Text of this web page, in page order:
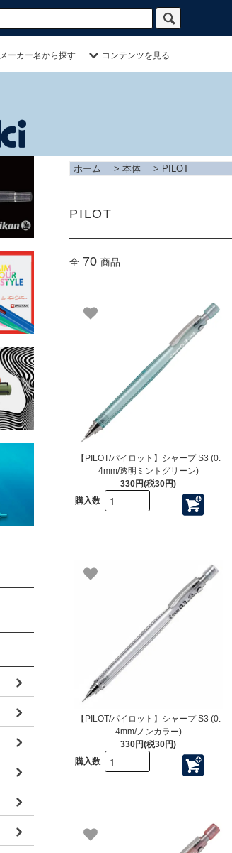
メーカー名から探す コンテンツを見る
ホーム > 本体 > PILOT
PILOT
全 70 商品
【PILOT/パイロット】シャープ S3 (0.
4mm/透明ミントグリーン)
330円(税30円)
購入数
【PILOT/パイロット】シャープ S3 (0.
4mm/ノンカラー)
330円(税30円)
購入数